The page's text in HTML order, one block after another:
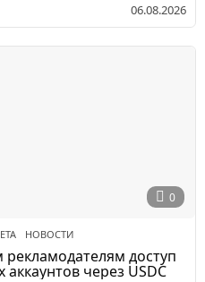
06.08.2026
0
,НОВОСТИ
доступ
через USDC